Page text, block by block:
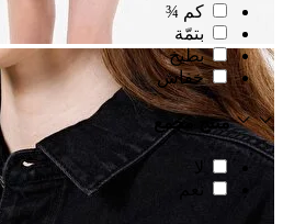
كم ¾
بتمّة
بطيخ
خفاش
منتج مجمع
لا
نعم